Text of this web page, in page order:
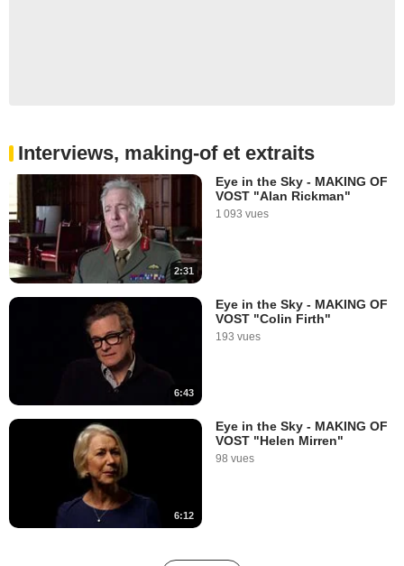
Interviews, making-of et extraits
2:31
Eye in the Sky - MAKING OF
VOST "Alan Rickman"
1 093 vues
6:43
Eye in the Sky - MAKING OF
VOST "Colin Firth"
193 vues
6:12
Eye in the Sky - MAKING OF
VOST "Helen Mirren"
98 vues